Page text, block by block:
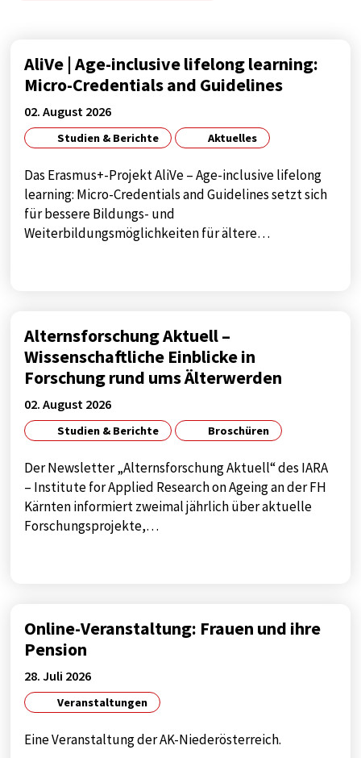
AliVe | Age-inclusive lifelong learning:
Micro-Credentials and Guidelines
02. August 2026
Studien & Berichte Aktuelles
Das Erasmus+-Projekt AliVe – Age-inclusive lifelong
learning: Micro-Credentials and Guidelines setzt sich
für bessere Bildungs- und
Weiterbildungsmöglichkeiten für ältere…
Alternsforschung Aktuell –
Wissenschaftliche Einblicke in
Forschung rund ums Älterwerden
02. August 2026
Studien & Berichte Broschüren
Der Newsletter „Alternsforschung Aktuell“ des IARA
– Institute for Applied Research on Ageing an der FH
Kärnten informiert zweimal jährlich über aktuelle
Forschungsprojekte,…
Online-Veranstaltung: Frauen und ihre
Pension
28. Juli 2026
Veranstaltungen
Eine Veranstaltung der AK-Niederösterreich.
Cookie Laufzeit:
1 year
STATISTIK
Statistik Cookies sammeln anonyme
Informationen über das Nutzerverhalten. Diese
Informationen helfen uns, das Verhalten unserer
Nutzer auf unserer Webseite besser zu
verstehen.
google_tagmanager
Anbieter:
Google
Zweck:
tag manager
Cookie Laufzeit:
1 year
Externe Medien
google
Anbieter: